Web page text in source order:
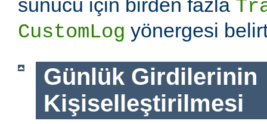
sunucu için birden fazla
CustomLog yönergesi
Günlük Girdilerinin
Kişiselleştirilmesi